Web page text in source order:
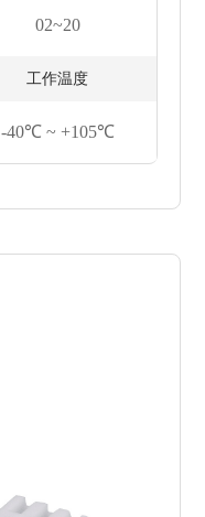
02~20
工作温度
-40℃ ~ +105℃